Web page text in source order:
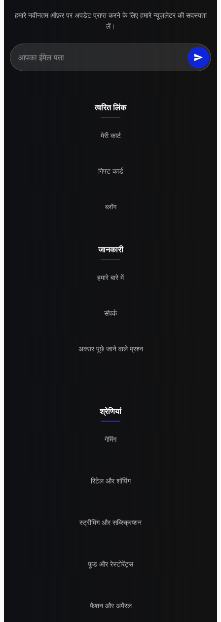
हमारे नवीनतम ऑफ़र पर अपडेट प्राप्त करने के लिए हमारे न्यूज़लेटर की सदस्यता
लें।
त्वरित लिंक
मेरी कार्ट
गिफ्ट कार्ड
ब्लॉग
जानकारी
हमारे बारे में
संपर्क
अक्सर पूछे जाने वाले प्रश्न
श्रेणियां
गेमिंग
रिटेल और शॉपिंग
स्ट्रीमिंग और सब्स्क्रिप्शन
फूड और रेस्टोरेंट्स
फैशन और अपैरल